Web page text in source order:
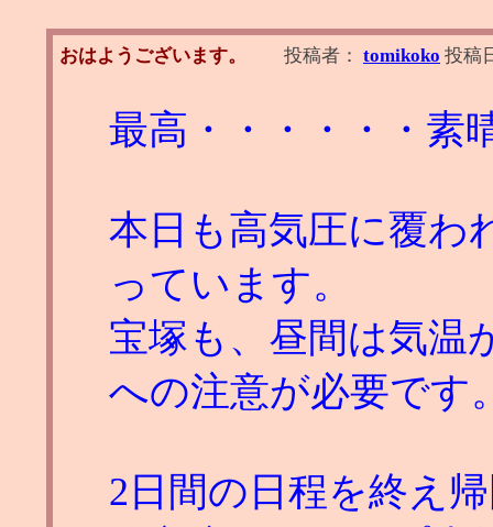
おはようございます。 投稿者： tomikoko 投稿
最高・・・・・・素
本日も高気圧に覆わ
っています。
宝塚も、昼間は気温
への注意が必要です
2日間の日程を終え